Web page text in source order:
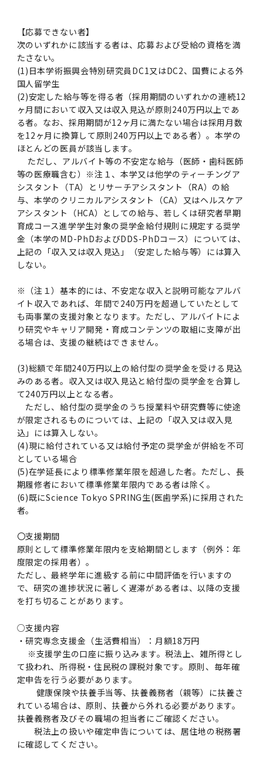
【応募できない者】
次のいずれかに該当する者は、応募および受給の資格を満
たさない。
(1)日本学術振興会特別研究員DC1又はDC2、国費による外
国人留学生
(2)安定した給与等を得る者（採用期間のいずれかの連続12
ヶ月間において収入又は収入見込が原則240万円以上であ
る者。なお、採用期間が12ヶ月に満たない場合は採用月数
を12ヶ月に換算して原則240万円以上である者）。本学の
ほとんどの医員が該当します。
ただし、アルバイト等の不安定な給与（医師・歯科医師
等の医療職含む）※注１、本学又は他学のティーチングア
シスタント（TA）とリサーチアシスタント（RA）の給
与、本学のクリニカルアシスタント（CA）又はヘルスケア
アシスタント（HCA）としての給与、若しくは研究者早期
育成コース進学学生対象の奨学金給付規則に規定する奨学
金（本学のMD-PhDおよびDDS-PhDコース）については、
上記の「収入又は収入見込」（安定した給与等）には算入
しない。
※（注１）基本的には、不安定な収入と説明可能なアルバ
イト収入であれば、年間で240万円を超過していたとして
も両事業の支援対象となります。ただし、アルバイトによ
り研究やキャリア開発・育成コンテンツの取組に支障が出
る場合は、支援の継続はできません。
(3)総額で年間240万円以上の給付型の奨学金を受ける見込
みのある者。収入又は収入見込と給付型の奨学金を合算し
て240万円以上となる者。
ただし、給付型の奨学金のうち授業料や研究費等に使途
が限定されるものについては、上記の「収入又は収入見
込」には算入しない。
(4)現に給付されている又は給付予定の奨学金が併給を不可
としている場合
(5)在学延長により標準修業年限を超過した者。ただし、長
期履修者において標準修業年限内である者は除く。
(6)既にScience Tokyo SPRING生(医歯学系)に採用された
者。
〇支援期間
原則として標準修業年限内を支給期間とします（例外：年
度限定の採用者）。
ただし、最終学年に進級する前に中間評価を行いますの
で、研究の進捗状況に著しく遅滞がある者は、以降の支援
を打ち切ることがあります。
○支援内容
・研究専念支援金（生活費相当）：月額18万円
※支援学生の口座に振り込みます。税法上、雑所得とし
て扱われ、所得税・住民税の課税対象です。原則、毎年確
定申告を行う必要があります。
健康保険や扶養手当等、扶養義務者（親等）に扶養さ
れている場合は、原則、扶養から外れる必要があります。
扶養義務者及びその職場の担当者にご確認ください。
税法上の扱いや確定申告については、居住地の税務署
に確認してください。